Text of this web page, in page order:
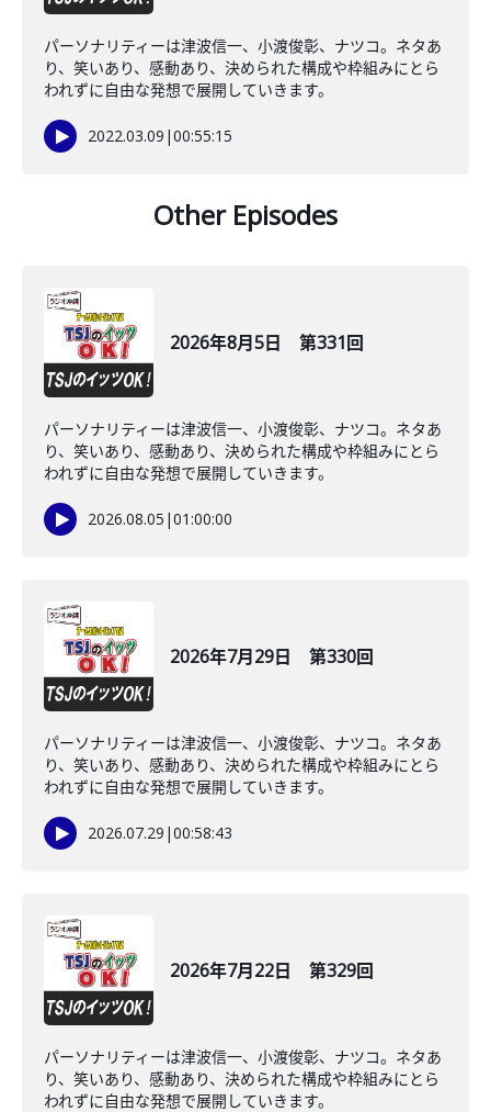
パーソナリティーは津波信一、小渡俊彰、ナツコ。ネタあ
り、笑いあり、感動あり、決められた構成や枠組みにとら
われずに自由な発想で展開していきます。
2022.03.09 |00:55:15
Other Episodes
2026年8月5日 第331回
パーソナリティーは津波信一、小渡俊彰、ナツコ。ネタあ
り、笑いあり、感動あり、決められた構成や枠組みにとら
われずに自由な発想で展開していきます。
2026.08.05 |01:00:00
2026年7月29日 第330回
パーソナリティーは津波信一、小渡俊彰、ナツコ。ネタあ
り、笑いあり、感動あり、決められた構成や枠組みにとら
われずに自由な発想で展開していきます。
2026.07.29 |00:58:43
2026年7月22日 第329回
パーソナリティーは津波信一、小渡俊彰、ナツコ。ネタあ
り、笑いあり、感動あり、決められた構成や枠組みにとら
われずに自由な発想で展開していきます。